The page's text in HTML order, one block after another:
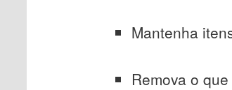
Mantenha
Remova o